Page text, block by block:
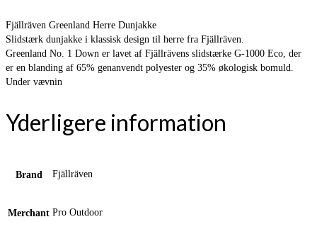
Fjällräven Greenland Herre Dunjakke
Slidstærk dunjakke i klassisk design til herre fra Fjällräven.
Greenland No. 1 Down er lavet af Fjällrävens slidstærke G-1000 Eco, der
er en blanding af 65% genanvendt polyester og 35% økologisk bomuld.
Under vævnin
Yderligere information
Brand Fjällräven
Merchant Pro Outdoor